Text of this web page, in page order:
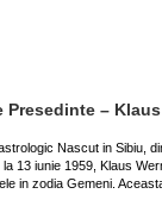
Presedinte –
Nascut in Sibiu,
13 iunie 1959, Klaus
in zodia Gemeni.